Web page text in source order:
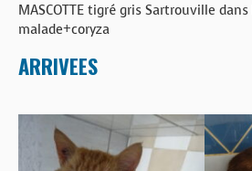
MASCOTTE tigré gris Sartrouville
malade+coryza
ARRIVEES